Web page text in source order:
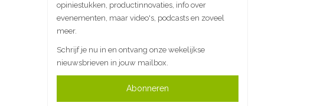
opiniestukken, productinnovaties, info over
evenementen, maar video's, podcasts en zoveel
meer.
Schrijf je nu in en ontvang onze wekelijkse
nieuwsbrieven in jouw mailbox.
Abonneren